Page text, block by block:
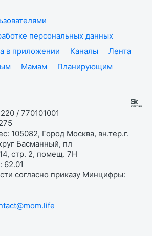
персональных данных
в приложении Каналы
Лента
Мамам
Планирующим
/ 770101001
105082, Город Москва, вн.тер.г.
Басманный, пл
стр. 2, помещ. 7Н
62.01
согласно приказу Минцифры: